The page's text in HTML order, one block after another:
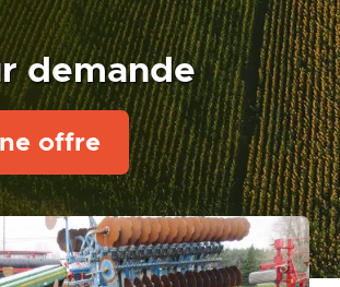
demande
offre